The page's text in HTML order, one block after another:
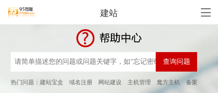
建站
热门问题：建站宝盒 域名注册 网站建设 主机管理 魔方主机 备案